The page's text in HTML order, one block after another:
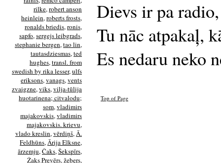
rilke,robert anson
heinlein,roberts frosts,
ronalds briedis,ronis,
sapfo,sergejs leibgrads,
stephanie bergen,tao lin,
tautasdziesmas,ted
hughes,transl. from
swedish by rika lesser,ulfs
eriksons,vanags,vents
zvaigzne,viks,vilja-tūlija
huotarinena; citvalodu;
som,vladimirs
majakovskis,vladimirs
majakovskis. krievu,
vlado kreslin,vērdiņš,Ā.
Feldhūns,Ārija Elksne,
ārzemju,Čaks,Šekspīrs,
Žaks Prevērs,žebers,
Dievs ir pa
Tu nāc atpakaļ,
Es nedaru neko
Top of Page